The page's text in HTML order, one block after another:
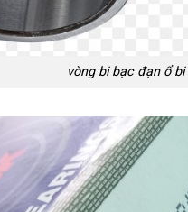
vòng bi bạc đạn ổ bi